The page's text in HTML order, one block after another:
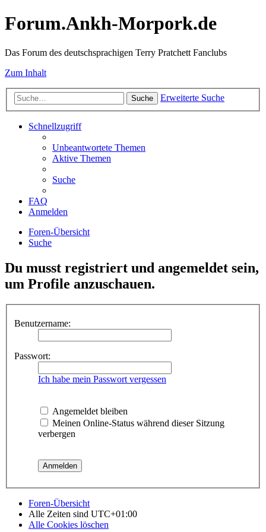
Forum.Ankh-Morpork.de
Das Forum des deutschsprachigen Terry Pratchett Fanclubs
Zum Inhalt
Suche Erweiterte Suche
Schnellzugriff
Unbeantwortete Themen
Aktive Themen
Suche
FAQ
Anmelden
Foren-Übersicht
Suche
Du musst registriert und angemeldet sein,
um Profile anzuschauen.
Benutzername:
Passwort:
Ich habe mein Passwort vergessen
Angemeldet bleiben
Meinen Online-Status während dieser Sitzung
verbergen
Foren-Übersicht
Alle Zeiten sind UTC+01:00
Alle Cookies löschen